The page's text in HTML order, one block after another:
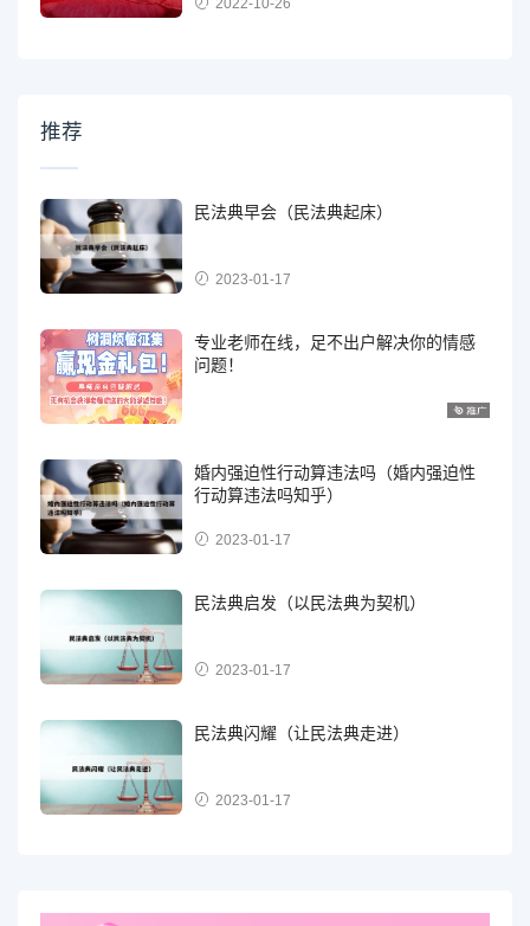
2022-10-26
推荐
民法典早会（民法典起床）
2023-01-17
专业老师在线，足不出户解决你的情感
问题！
婚内强迫性行动算违法吗（婚内强迫性
行动算违法吗知乎）
2023-01-17
民法典启发（以民法典为契机）
2023-01-17
民法典闪耀（让民法典走进）
2023-01-17